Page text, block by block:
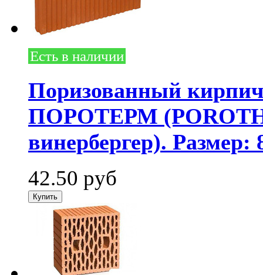
Есть в наличии
Поризованный
ПОРОТЕРМ
винербергер). Размер:
42.50 руб